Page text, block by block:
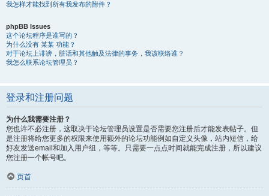
我怎样才能找到所有我发布的附件？
phpBB Issues
这个论坛程序是谁写的？
为什么没有 某某 功能？
对于论坛上诽谤，脏话和其他触及法律的事务，我该联络谁？
我怎么联系论坛管理员？
登录和注册问题
为什么我需要注册？
您也许不必注册，这取决于论坛管理员设置是否需要您注册后才能发表帖子。但
是注册将给您更多的权限来使用额外的论坛功能例如自定义头像，站内短信，给
好友发送email和加入用户组，等等。只需要一点点时间就能完成注册，所以建议
您注册一个帐号吧。
页首